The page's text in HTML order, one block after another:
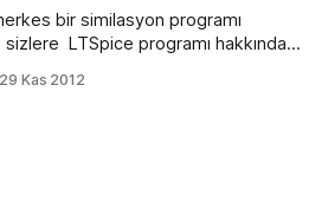
bir similasyon programı
sizlere LTSpice programı hakkında
devre bile kurmadım hocam
29 Kas 2012